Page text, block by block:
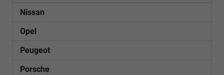
Nissan
Opel
Peugeot
Porsche